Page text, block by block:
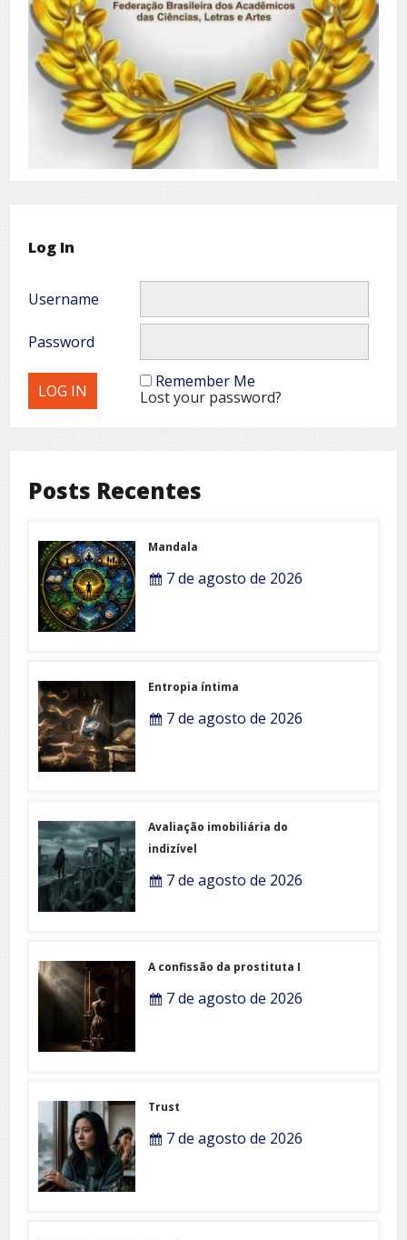
Log In
Username
Password
Remember Me
Lost your password?
Posts Recentes
Mandala
7 de agosto de 2026
Entropia íntima
7 de agosto de 2026
Avaliação imobiliária do
indizível
7 de agosto de 2026
A confissão da prostituta I
7 de agosto de 2026
Trust
7 de agosto de 2026